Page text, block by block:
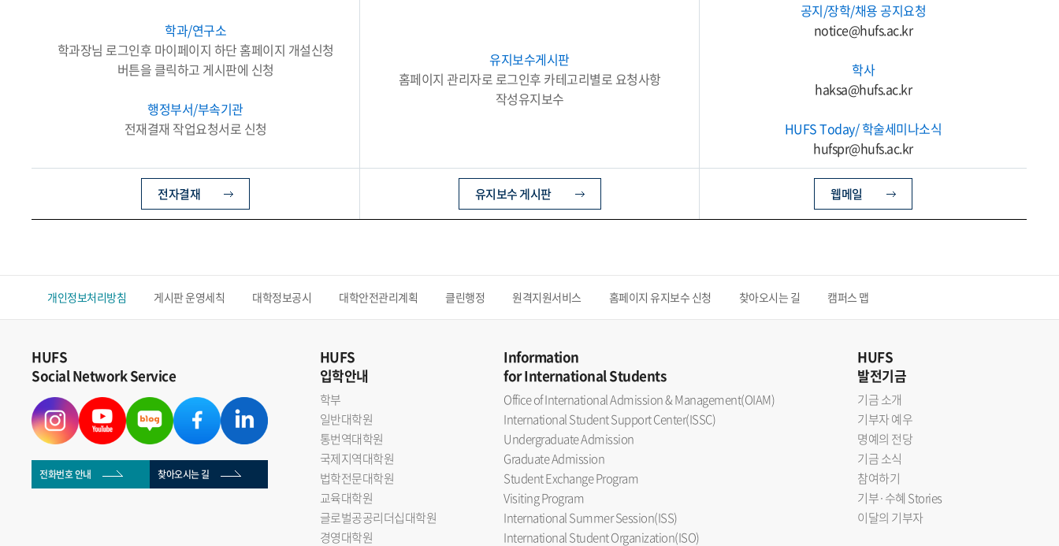
학과/연구소
학과장님 로그인후 마이페이지 하단 홈페이지 개설신청
버튼을 클릭하고 게시판에 신청
행정부서/부속기관
전재결재 작업요청서로 신청
유지보수게시판
홈페이지 관리자로 로그인후 카테고리별로 요청사항
작성유지보수
공지/장학/채용 공지요청
notice@hufs.ac.kr
학사
haksa@hufs.ac.kr
HUFS Today/ 학술세미나소식
hufspr@hufs.ac.kr
전자결재 유지보수 게시판 웹메일
개인정보처리방침 게시판 운영세칙 대학정보공시 대학안전관리계획 클린행정 원격지원서비스 홈페이지 유지보수 신청 찾아오시는 길 캠퍼스 맵
HUFS
Social Network Service
전화번호 안내 찾아오시는 길
HUFS
입학안내
학부
일반대학원
통번역대학원
국제지역대학원
법학전문대학원
교육대학원
글로벌공공리더십대학원
경영대학원
Information
for International Students
Office of International Admission & Management(OIAM)
International Student Support Center(ISSC)
Undergraduate Admission
Graduate Admission
Student Exchange Program
Visiting Program
International Summer Session(ISS)
International Student Organization(ISO)
HUFS
발전기금
기금 소개
기부자 예우
명예의 전당
기금 소식
참여하기
기부·수혜 Stories
이달의 기부자